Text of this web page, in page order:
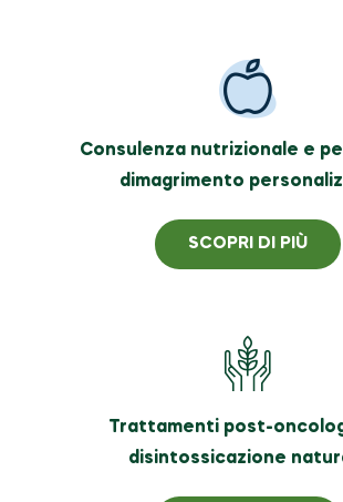
Consulenza nutrizionale e
dimagrimento
SCOPRI DI PIÙ
Trattamenti post-
disintossicazione